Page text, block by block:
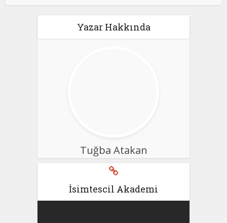
Yazar Hakkında
Tuğba Atakan
İsimtescil Akademi